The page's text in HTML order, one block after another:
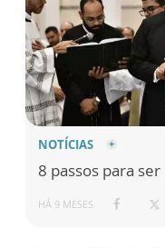
NOTÍCIAS
8 passos para
HÁ 9 MESES